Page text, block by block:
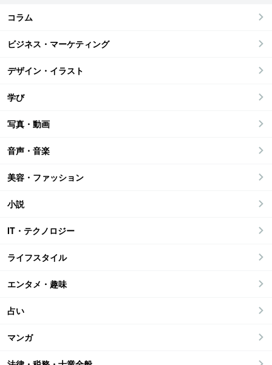
コラム
ビジネス・マーケティング
デザイン・イラスト
学び
写真・動画
音声・音楽
美容・ファッション
小説
IT・テクノロジー
ライフスタイル
エンタメ・趣味
占い
マンガ